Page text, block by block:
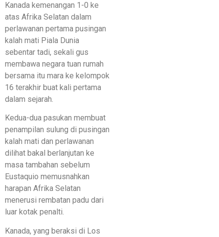
Kanada kemenangan 1-0 ke
atas Afrika Selatan dalam
perlawanan pertama pusingan
kalah mati Piala Dunia
sebentar tadi, sekali gus
membawa negara tuan rumah
bersama itu mara ke kelompok
16 terakhir buat kali pertama
dalam sejarah.
Kedua-dua pasukan membuat
penampilan sulung di pusingan
kalah mati dan perlawanan
dilihat bakal berlanjutan ke
masa tambahan sebelum
Eustaquio memusnahkan
harapan Afrika Selatan
menerusi rembatan padu dari
luar kotak penalti.
Kanada, yang beraksi di Los